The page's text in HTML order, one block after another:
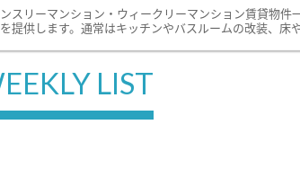
スリーマンション・ウィークリーマンション賃貸物
提供します。通常はキッチンやバスルームの改装、
LIST